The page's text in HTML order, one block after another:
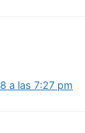
a las 7:27 pm